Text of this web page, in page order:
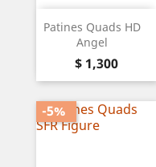
Patines Quads HD
Angel
Precio
$ 1,300
-5%